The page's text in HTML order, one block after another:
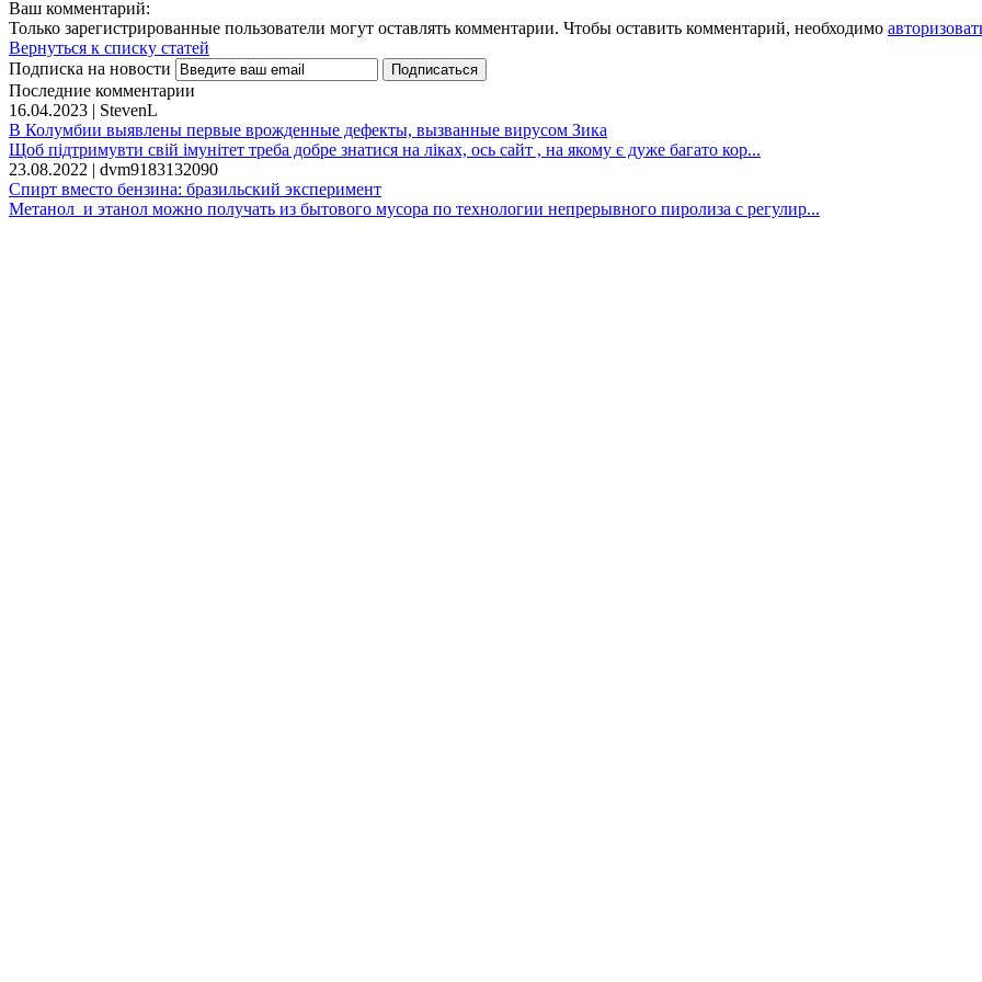
Ваш комментарий:
Только зарегистрированные пользователи могут оставлять комментарии. Чтобы оставить комментарий, необходимо
Вернуться к списку статей
Подписка на новости
Последние комментарии
16.04.2023 | StevenL
В Колумбии выявлены первые врожденные дефекты, вызванные вирусом Зика
Щоб підтримувти свій імунітет треба добре знатися на ліках, ось сайт , на якому є дуже багато кор...
23.08.2022 | dvm9183132090
Спирт вместо бензина: бразильский эксперимент
Метанол и этанол можно получать из бытового мусора по технологии непрерывного пиролиза с регулир...